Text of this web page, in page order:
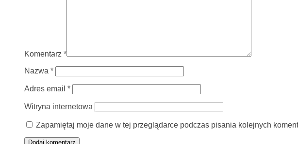
Komentarz *
Nazwa *
Adres email *
Witryna internetowa
Zapamiętaj moje dane w tej przeglądarce podczas pisania kolejnych